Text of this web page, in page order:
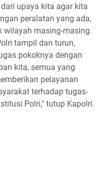
upaya kita agar kita
peralatan yang ada,
wilayah masing-masing.
tampil dan turun,
pokoknya dengan
kita, semua yang
pelayanan
terhadap tugas-
Polri," tutup Kapolri.